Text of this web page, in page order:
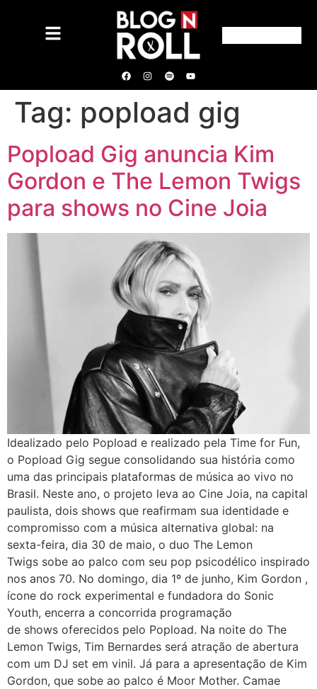
Tag: popload gig
Popload Gig anuncia Kim
Gordon e The Lemon Twigs
para shows no Cine Joia
Idealizado pelo Popload e realizado pela Time for Fun,
o Popload Gig segue consolidando sua história como
uma das principais plataformas de música ao vivo no
Brasil. Neste ano, o projeto leva ao Cine Joia, na capital
paulista, dois shows que reafirmam sua identidade e
compromisso com a música alternativa global: na
sexta-feira, dia 30 de maio, o duo The Lemon
Twigs sobe ao palco com seu pop psicodélico inspirado
nos anos 70. No domingo, dia 1º de junho, Kim Gordon ,
ícone do rock experimental e fundadora do Sonic
Youth, encerra a concorrida programação
de shows oferecidos pelo Popload. Na noite do The
Lemon Twigs, Tim Bernardes será atração de abertura
com um DJ set em vinil. Já para a apresentação de Kim
Gordon, que sobe ao palco é Moor Mother. Camae